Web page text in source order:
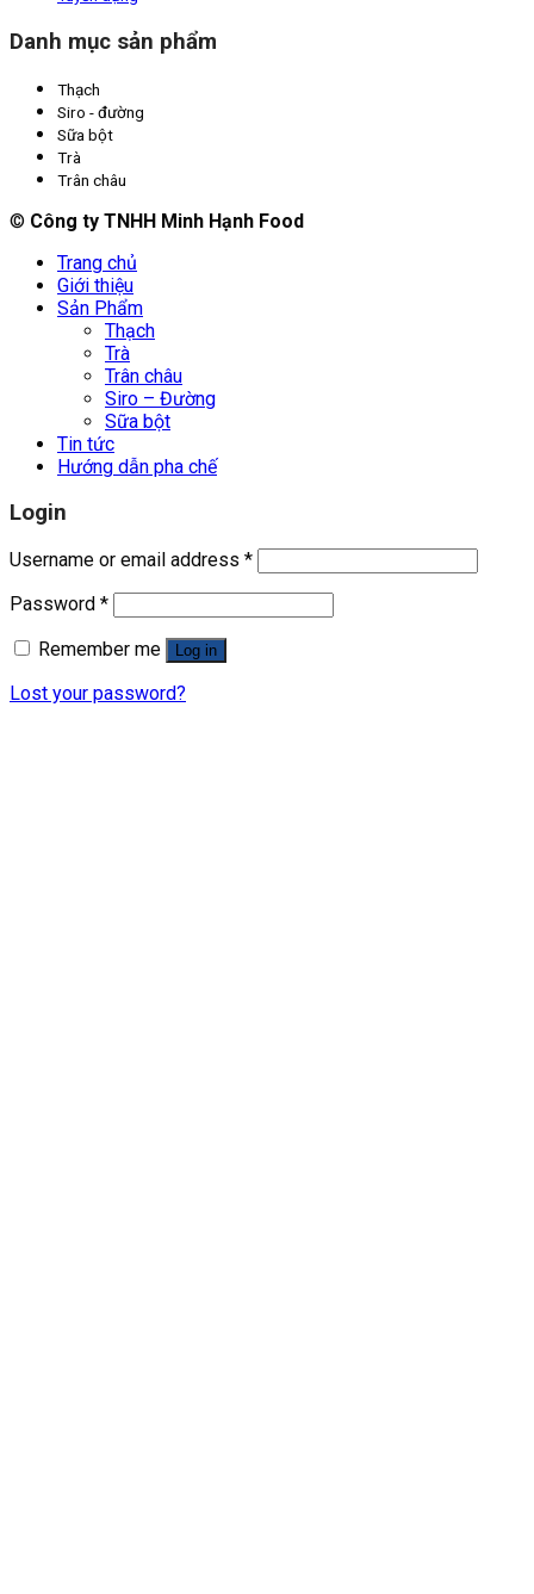
Danh mục sản phẩm
Thạch
Siro - đường
Sữa bột
Trà
Trân châu
© Công ty TNHH Minh Hạnh Food
Trang chủ
Giới thiệu
Sản Phẩm
Thạch
Trà
Trân châu
Siro – Đường
Sữa bột
Tin tức
Hướng dẫn pha chế
Login
Username or email address *
Password *
Remember me
Log in
Lost your password?